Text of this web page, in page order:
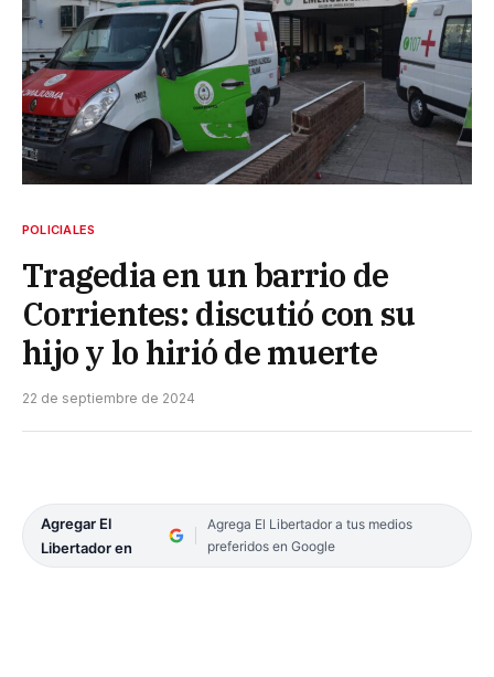
POLICIALES
Tragedia en un barrio de
Corrientes: discutió con su
hijo y lo hirió de muerte
22 de septiembre de 2024
Agregar El
Libertador en
Agrega El Libertador a tus medios
preferidos en Google